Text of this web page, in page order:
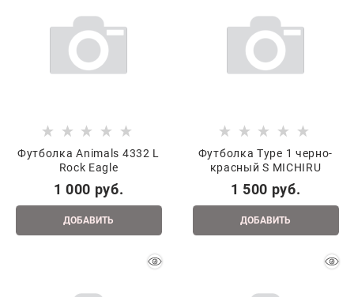
Футболка Animals 4332 L
Rock Eagle
1 000 руб.
ДОБАВИТЬ
Футболка Type 1 черно-
красный S MICHIRU
1 500 руб.
ДОБАВИТЬ